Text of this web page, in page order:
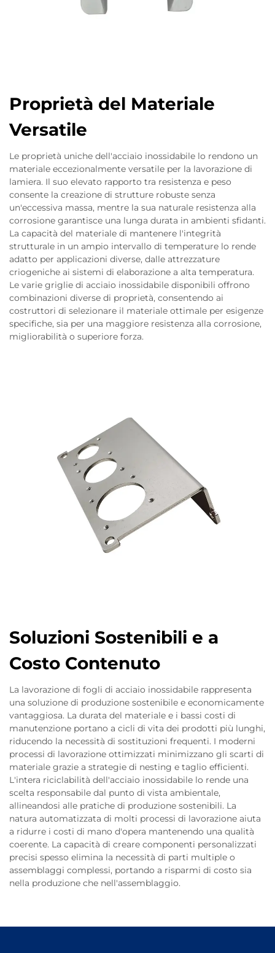
Proprietà del Materiale
Versatile
Le proprietà uniche dell'acciaio inossidabile lo rendono un
materiale eccezionalmente versatile per la lavorazione di
lamiera. Il suo elevato rapporto tra resistenza e peso
consente la creazione di strutture robuste senza
un'eccessiva massa, mentre la sua naturale resistenza alla
corrosione garantisce una lunga durata in ambienti sfidanti.
La capacità del materiale di mantenere l'integrità
strutturale in un ampio intervallo di temperature lo rende
adatto per applicazioni diverse, dalle attrezzature
criogeniche ai sistemi di elaborazione a alta temperatura.
Le varie griglie di acciaio inossidabile disponibili offrono
combinazioni diverse di proprietà, consentendo ai
costruttori di selezionare il materiale ottimale per esigenze
specifiche, sia per una maggiore resistenza alla corrosione,
migliorabilità o superiore forza.
Soluzioni Sostenibili e a
Costo Contenuto
La lavorazione di fogli di acciaio inossidabile rappresenta
una soluzione di produzione sostenibile e economicamente
vantaggiosa. La durata del materiale e i bassi costi di
manutenzione portano a cicli di vita dei prodotti più lunghi,
riducendo la necessità di sostituzioni frequenti. I moderni
processi di lavorazione ottimizzati minimizzano gli scarti di
materiale grazie a strategie di nesting e taglio efficienti.
L'intera riciclabilità dell'acciaio inossidabile lo rende una
scelta responsabile dal punto di vista ambientale,
allineandosi alle pratiche di produzione sostenibili. La
natura automatizzata di molti processi di lavorazione aiuta
a ridurre i costi di mano d'opera mantenendo una qualità
coerente. La capacità di creare componenti personalizzati
precisi spesso elimina la necessità di parti multiple o
assemblaggi complessi, portando a risparmi di costo sia
nella produzione che nell'assemblaggio.